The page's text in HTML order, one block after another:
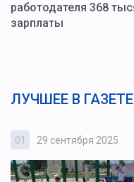
работодателя 368
зарплаты
ЛУЧШЕЕ В ГАЗЕТЕ
01 29 сентября 2025